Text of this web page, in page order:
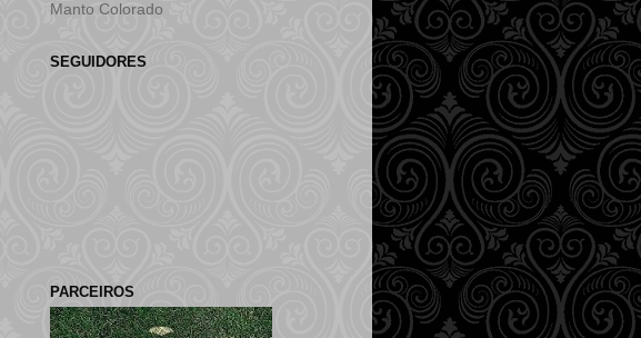
Manto Colorado
SEGUIDORES
PARCEIROS